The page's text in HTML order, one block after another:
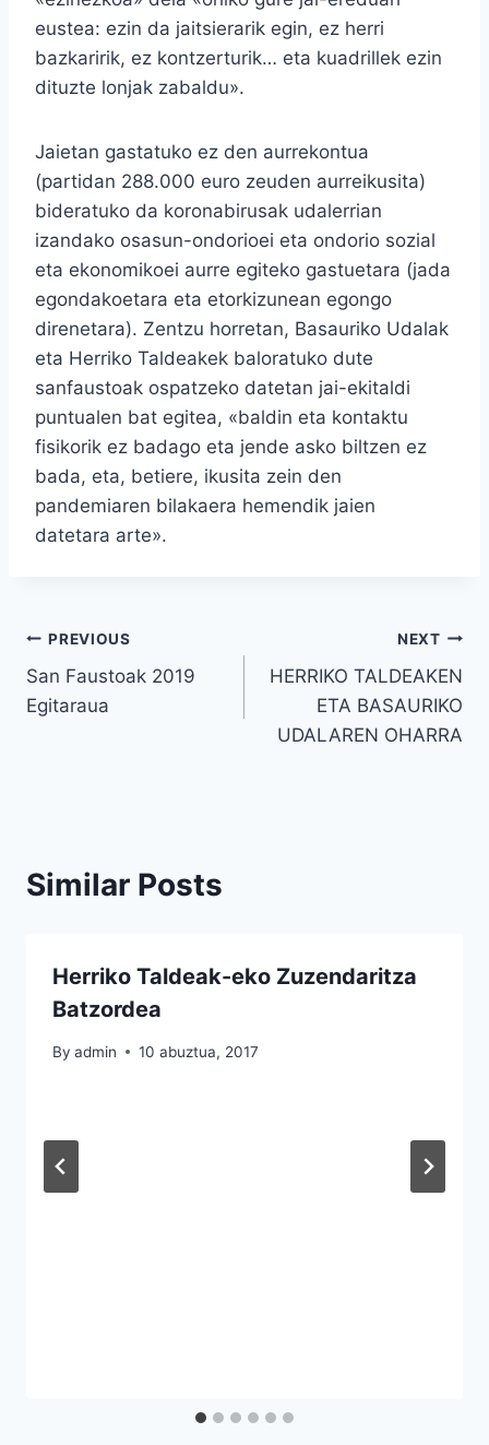
eustea: ezin da jaitsierarik egin, ez herri
bazkaririk, ez kontzerturik… eta kuadrillek ezin
dituzte lonjak zabaldu».
Jaietan gastatuko ez den aurrekontua
(partidan 288.000 euro zeuden aurreikusita)
bideratuko da koronabirusak udalerrian
izandako osasun-ondorioei eta ondorio sozial
eta ekonomikoei aurre egiteko gastuetara (jada
egondakoetara eta etorkizunean egongo
direnetara). Zentzu horretan, Basauriko Udalak
eta Herriko Taldeakek baloratuko dute
sanfaustoak ospatzeko datetan jai-ekitaldi
puntualen bat egitea, «baldin eta kontaktu
fisikorik ez badago eta jende asko biltzen ez
bada, eta, betiere, ikusita zein den
pandemiaren bilakaera hemendik jaien
datetara arte».
Bidalketetan
zehar
PREVIOUS
San Faustoak 2019
Egitaraua
NEXT
HERRIKO TALDEAKEN
ETA BASAURIKO
UDALAREN OHARRA
Similar Posts
Herriko Taldeak-eko Zuzendaritza
Batzordea
By admin 10 abuztua, 2017